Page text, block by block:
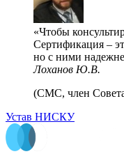
Чтобы
Сертификация –
но с ними
Лоханов Ю.В.
(СМС, член
Устав НИСКУ